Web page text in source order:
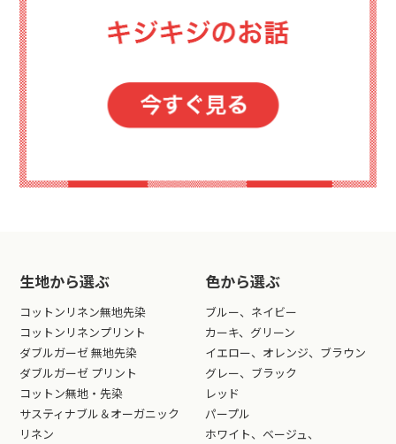
生地から選ぶ
コットンリネン無地先染
コットンリネンプリント
ダブルガーゼ 無地先染
ダブルガーゼ プリント
コットン無地・先染
サスティナブル＆オーガニック
リネン
色から選ぶ
ブルー、ネイビー
カーキ、グリーン
イエロー、オレンジ、ブラウン
グレー、ブラック
レッド
パープル
ホワイト、ベージュ、